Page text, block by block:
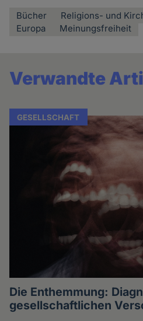
Bücher Religions- und
Europa
Meinungsfreiheit
Verwandte
GESELLSCHAFT
Die Enthemmung:
gesellschaftlichen